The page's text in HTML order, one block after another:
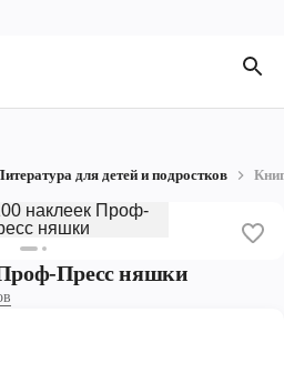
для детей и подростков
Пресс няшки